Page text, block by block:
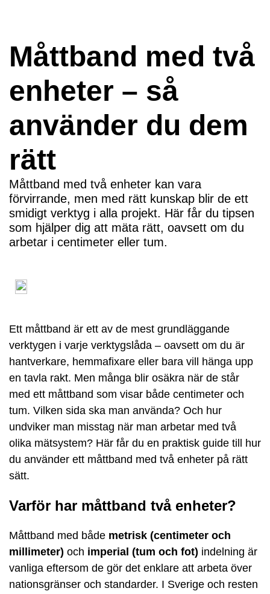
Måttband med två
enheter – så
använder du dem
rätt
Måttband med två enheter kan vara
förvirrande, men med rätt kunskap blir de ett
smidigt verktyg i alla projekt. Här får du tipsen
som hjälper dig att mäta rätt, oavsett om du
arbetar i centimeter eller tum.
Ett måttband är ett av de mest grundläggande
verktygen i varje verktygslåda – oavsett om du är
hantverkare, hemmafixare eller bara vill hänga upp
en tavla rakt. Men många blir osäkra när de står
med ett måttband som visar både centimeter och
tum. Vilken sida ska man använda? Och hur
undviker man misstag när man arbetar med två
olika mätsystem? Här får du en praktisk guide till hur
du använder ett måttband med två enheter på rätt
sätt.
Varför har måttband två enheter?
Måttband med både metrisk (centimeter och
millimeter) och imperial (tum och fot) indelning är
vanliga eftersom de gör det enklare att arbeta över
nationsgränser och standarder. I Sverige och resten